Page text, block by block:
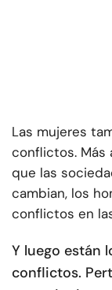
Las mujeres
conflictos. Más
que las
cambian, los
conflictos en
Y luego están
conflictos.